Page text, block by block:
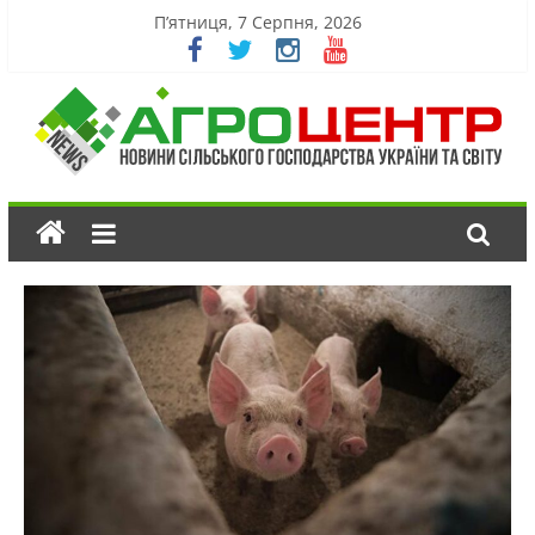
П’ятниця, 7 Серпня, 2026